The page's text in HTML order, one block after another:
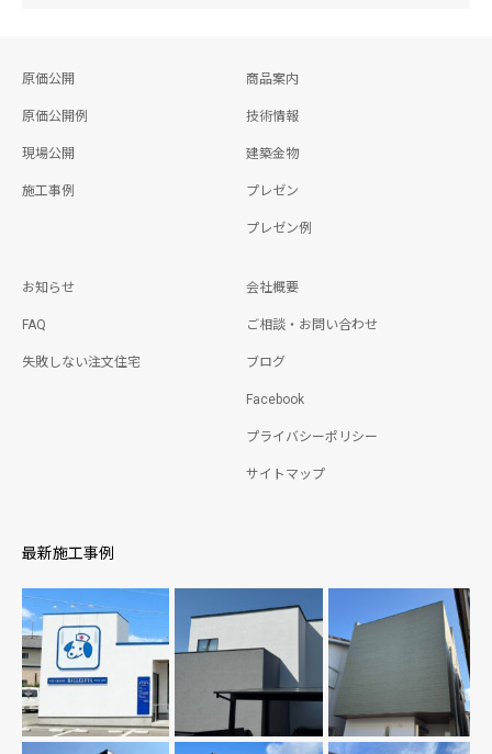
原価公開
原価公開例
現場公開
施工事例
商品案内
技術情報
建築金物
プレゼン
プレゼン例
お知らせ
FAQ
失敗しない注文住宅
会社概要
ご相談・お問い合わせ
ブログ
Facebook
プライバシーポリシー
サイトマップ
最新施工事例